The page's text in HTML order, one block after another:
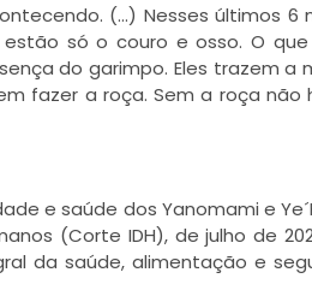
(…) Nesses últimos 6
só o couro e osso. O que
do garimpo. Eles trazem a
fazer a roça. Sem a roça não
e saúde dos Yanomami e
(Corte IDH), de julho de
da saúde, alimentação e